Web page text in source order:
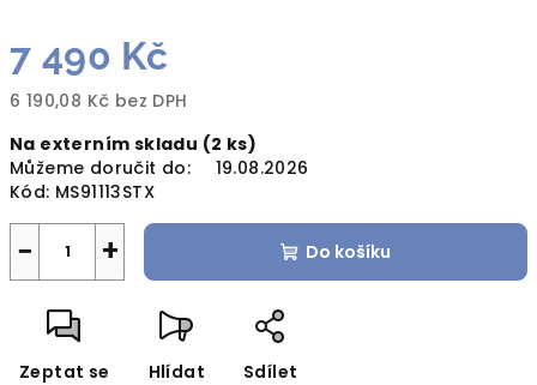
7 490 Kč
6 190,08 Kč bez DPH
cena:
Na externím skladu (2 ks)
Můžeme doručit do:
19.08.2026
Kód: MS91113STX
+
− Do košíku
Zeptat se Hlídat Sdílet